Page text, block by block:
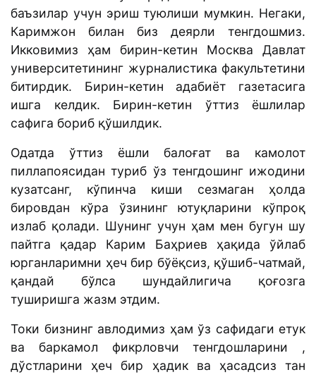
баъзилар учун эриш туюлиши мумкин. Негаки,
Каримжон билан биз деярли тенгдошмиз.
Икковимиз ҳам бирин-кетин Москва Давлат
университетининг журналистика факультетини
битирдик. Бирин-кетин адабиёт газетасига
ишга келдик. Бирин-кетин ўттиз ёшлилар
сафига бориб қўшилдик.
Одатда ўттиз ёшли балоғат ва камолот
пиллапоясидан туриб ўз тенгдошинг ижодини
кузатсанг, кўпинча киши сезмаган ҳолда
бировдан кўра ўзининг ютуқларини кўпроқ
излаб қолади. Шунинг учун ҳам мен бугун шу
пайтга қадар Карим Баҳриев ҳақида ўйлаб
юрганларимни ҳеч бир бўёқсиз, қўшиб-чатмай,
қандай бўлса шундайлигича қоғозга
туширишга жазм этдим.
Токи бизнинг авлодимиз ҳам ўз сафидаги етук
ва баркамол фикрловчи тенгдошларини ,
дўстларини ҳеч бир ҳадик ва ҳасадсиз тан